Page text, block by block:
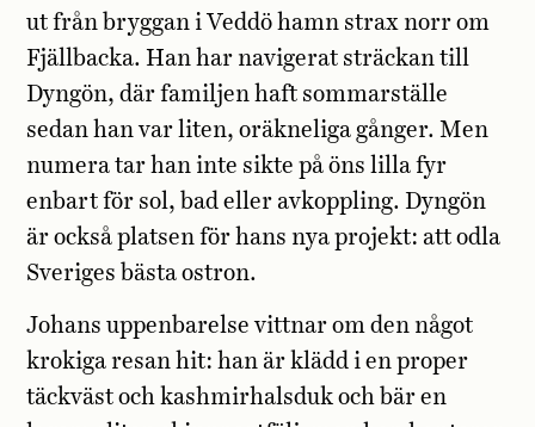
ut från bryggan i Veddö hamn strax norr om
Fjällbacka. Han har navigerat sträckan till
Dyngön, där familjen haft sommarställe
sedan han var liten, oräkneliga gånger. Men
numera tar han inte sikte på öns lilla fyr
enbart för sol, bad eller avkoppling. Dyngön
är också platsen för hans nya projekt: att odla
Sveriges bästa ostron.
Johans uppenbarelse vittnar om den något
krokiga resan hit: han är klädd i en proper
täckväst och kashmirhalsduk och bär en